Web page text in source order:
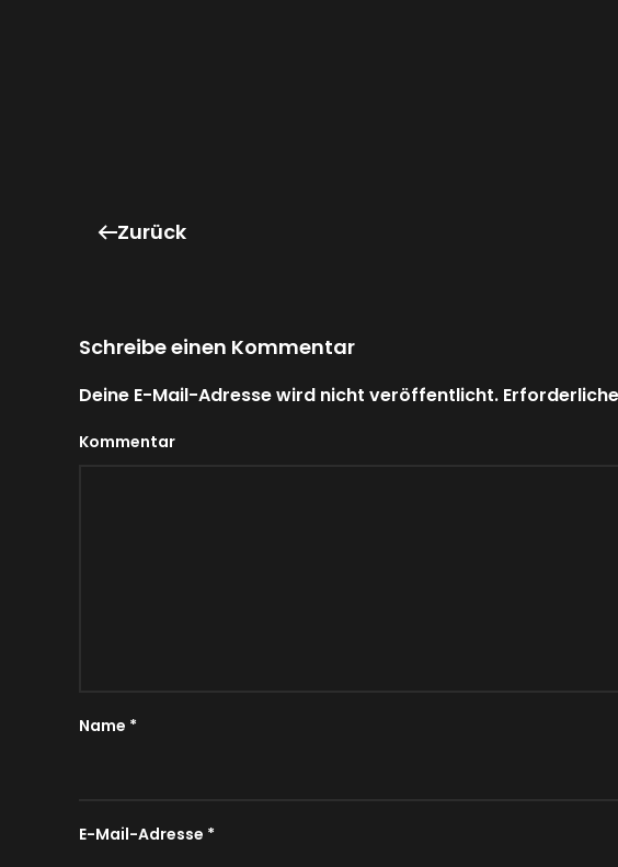
Zurück
Schreibe einen Kommentar
Deine E-Mail-Adresse wird nicht veröffentlicht.
Kommentar
Name *
E-Mail-Adresse *